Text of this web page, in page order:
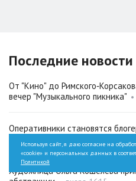
Последние новости
От "Кино" до
вечер "Музыкального пикника" •
Оперативники становятся
Художница Ольга Кошелева
Используя сайт, я даю согласие на
«cookie» и персональных данных в
Политикой